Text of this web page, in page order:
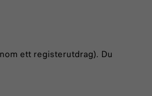
ett registerutdrag). Du